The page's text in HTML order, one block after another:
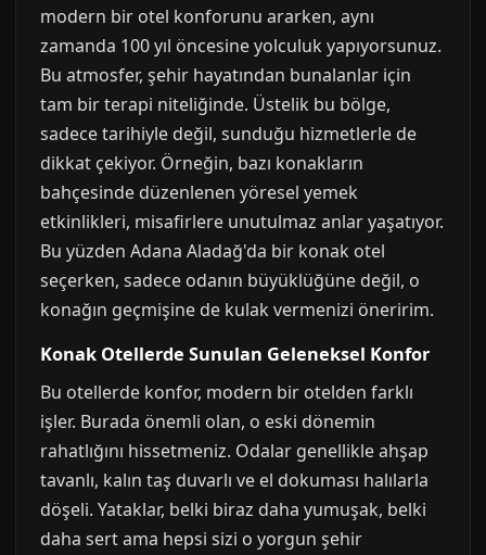
modern bir otel konforunu ararken, aynı
zamanda 100 yıl öncesine yolculuk yapıyorsunuz.
Bu atmosfer, şehir hayatından bunalanlar için
tam bir terapi niteliğinde. Üstelik bu bölge,
sadece tarihiyle değil, sunduğu hizmetlerle de
dikkat çekiyor. Örneğin, bazı konakların
bahçesinde düzenlenen yöresel yemek
etkinlikleri, misafirlere unutulmaz anlar yaşatıyor.
Bu yüzden Adana Aladağ'da bir konak otel
seçerken, sadece odanın büyüklüğüne değil, o
konağın geçmişine de kulak vermenizi öneririm.
Konak Otellerde Sunulan Geleneksel Konfor
Bu otellerde konfor, modern bir otelden farklı
işler. Burada önemli olan, o eski dönemin
rahatlığını hissetmeniz. Odalar genellikle ahşap
tavanlı, kalın taş duvarlı ve el dokuması halılarla
döşeli. Yataklar, belki biraz daha yumuşak, belki
daha sert ama hepsi sizi o yorgun şehir